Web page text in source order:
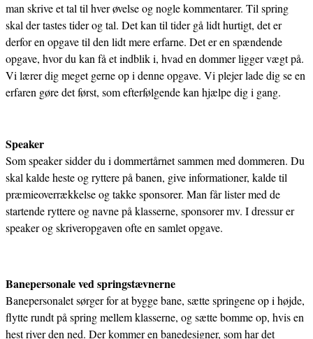
man skrive et tal til hver øvelse og nogle kommentarer. Til spring
skal der tastes tider og tal. Det kan til tider gå lidt hurtigt, det er
derfor en opgave til den lidt mere erfarne. Det er en spændende
opgave, hvor du kan få et indblik i, hvad en dommer ligger vægt på.
Vi lærer dig meget gerne op i denne opgave. Vi plejer lade dig se en
erfaren gøre det først, som efterfølgende kan hjælpe dig i gang.
Speaker
Som speaker sidder du i dommertårnet sammen med dommeren. Du
skal kalde heste og ryttere på banen, give informationer, kalde til
præmieoverrækkelse og takke sponsorer. Man får lister med de
startende ryttere og navne på klasserne, sponsorer mv. I dressur er
speaker og skriveropgaven ofte en samlet opgave.
Banepersonale ved springstævnerne
Banepersonalet sørger for at bygge bane, sætte springene op i højde,
flytte rundt på spring mellem klasserne, og sætte bomme op, hvis en
hest river den ned. Der kommer en banedesigner, som har det